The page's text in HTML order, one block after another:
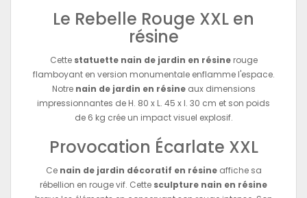
Le Rebelle Rouge XXL en
résine
Cette statuette nain de jardin en résinerouge
flamboyant en version monumentale enflamme l'espace.
Notre nain de jardin en résineaux dimensions
impressionnantes de H. 80 x L. 45 x l. 30 cm et son poids
de 6 kg crée un impact visuel explosif.
Provocation Écarlate XXL
Ce nain de jardin décoratif en résineaffiche sa
rébellion en rouge vif. Cette sculpture nain en résine